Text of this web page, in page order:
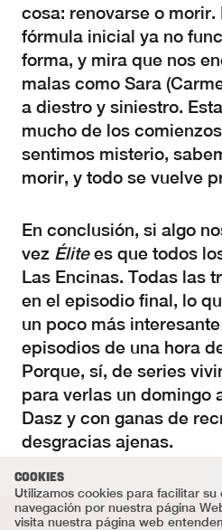
cosa: renovarse o
fórmula inicial ya no
forma, y mira que nos
malas como Sara
a diestro y siniestro.
mucho de los
sentimos misterio,
morir, y todo se vuelve
En conclusión, si algo
vez Élitees que todos
Las Encinas. Todas las
en el episodio final, lo
un poco más
episodios de una hora
Porque, sí, de series
para verlas un domingo
Dasz y con ganas de
desgracias ajenas.
COOKIES
Utilizamos cookies para facilitar su
navegación por nuestra página
visita nuestra página web